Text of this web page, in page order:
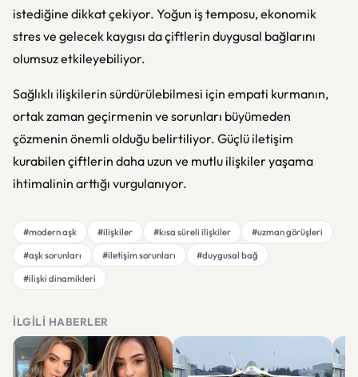
istediğine dikkat çekiyor. Yoğun iş temposu, ekonomik
stres ve gelecek kaygısı da çiftlerin duygusal bağlarını
olumsuz etkileyebiliyor.
Sağlıklı ilişkilerin sürdürülebilmesi için empati kurmanın,
ortak zaman geçirmenin ve sorunları büyümeden
çözmenin önemli olduğu belirtiliyor. Güçlü iletişim
kurabilen çiftlerin daha uzun ve mutlu ilişkiler yaşama
ihtimalinin arttığı vurgulanıyor.
#modern aşk #ilişkiler #kısa süreli ilişkiler
#uzman görüşleri
#aşk sorunları
#iletişim sorunları
#duygusal bağ
#ilişki dinamikleri
İLGILI HABERLER